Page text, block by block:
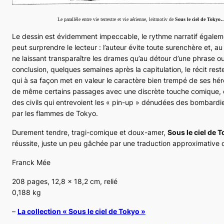
Le parallèle entre vie terrestre et vie aérienne, leitmotiv de Sous le ciel de
Le dessin est évidemment impeccable, le rythme narratif
peut surprendre le lecteur : l’auteur évite toute surenchère et,
ne laissant transparaître les drames qu’au détour d’une phrase
conclusion, quelques semaines après la capitulation, le récit
qui à sa façon met en valeur le caractère bien trempé de ses
de même certains passages avec une discrète touche comique,
des civils qui entrevoient les « pin-up » dénudées des
par les flammes de Tokyo.
Durement tendre, tragi-comique et doux-amer, Sous le ciel de
réussite, juste un peu gâchée par une traduction approximative
Franck Mée
208 pages, 12,8 x 18,2 cm, relié
0,188 kg
– La collection « Sous le ciel de Tokyo »